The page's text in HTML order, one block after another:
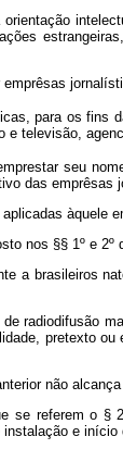
os fins da
e televisão,
seu nome
das
àquele
§§ 1º e 2º
brasileiros
pretexto
não alcança
o § 2º
e